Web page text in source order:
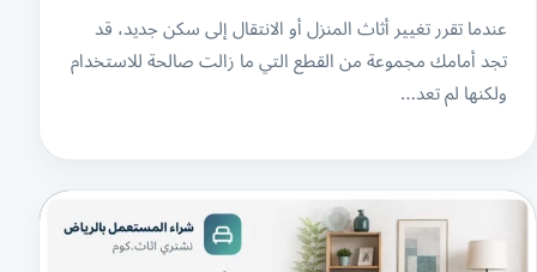
عندما تقرر تغيير أثاث المنزل أو الانتقال إلى سكن جديد، قد
تجد أمامك مجموعة من القطع التي ما زالت صالحة للاستخدام
ولكنها لم تعد…